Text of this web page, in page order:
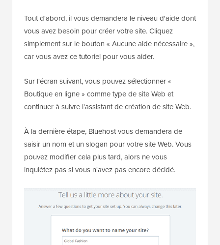
Tout d'abord, il vous demandera le niveau d'aide dont
vous avez besoin pour créer votre site. Cliquez
simplement sur le bouton « Aucune aide nécessaire »,
car vous avez ce tutoriel pour vous aider.
Sur l'écran suivant, vous pouvez sélectionner «
Boutique en ligne » comme type de site Web et
continuer à suivre l'assistant de création de site Web.
À la dernière étape, Bluehost vous demandera de
saisir un nom et un slogan pour votre site Web. Vous
pouvez modifier cela plus tard, alors ne vous
inquiétez pas si vous n'avez pas encore décidé.